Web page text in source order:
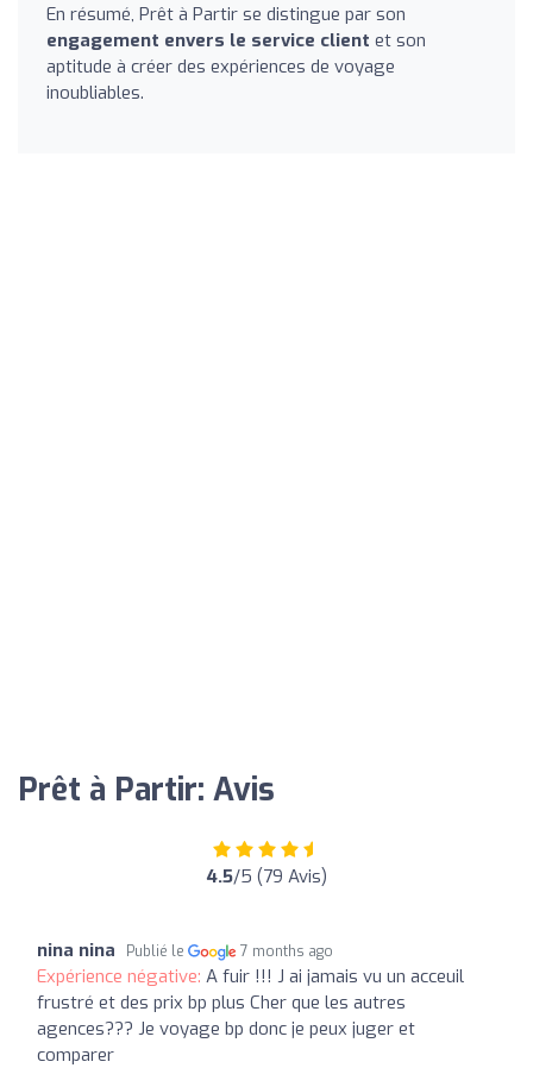
En résumé, Prêt à Partir se distingue par son
engagement envers le service client et son
aptitude à créer des expériences de voyage
inoubliables.
Prêt à Partir: Avis
4.5/5 (79 Avis)
nina nina Publié le 7 months ago
Expérience négative: A fuir !!! J ai jamais vu un acceuil
frustré et des prix bp plus Cher que les autres
agences??? Je voyage bp donc je peux juger et
comparer